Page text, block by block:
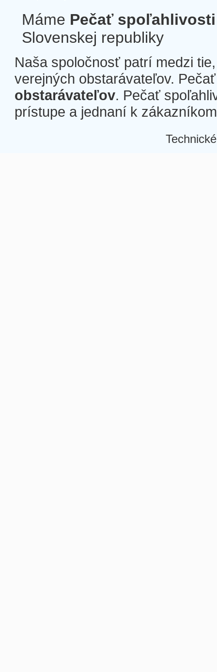
Máme Pečať spoľahlivosti
Slovenskej republiky
Naša spoločnosť patrí medzi
verejných obstarávateľov.
obstarávateľov. Pečať
prístupe a jednaní k